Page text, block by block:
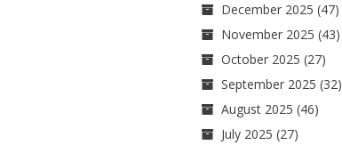
December 2025 (47)
November 2025 (43)
October 2025 (27)
September 2025 (32)
August 2025 (46)
July 2025 (27)